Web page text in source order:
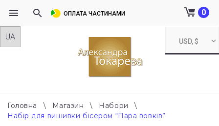
Skip
USD, $
0
ОПЛАТА ЧАСТИНАМИ
Головна \ Магазин \ Набори
\
Набір для вишивки бісером “Пара вовків”